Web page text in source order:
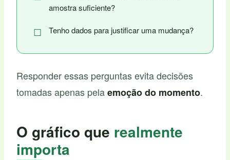
amostra suficiente?
Tenho dados para justificar uma mudança?
Responder essas perguntas evita decisões
tomadas apenas pelaemoção do momento.
O gráfico que realmente
importa